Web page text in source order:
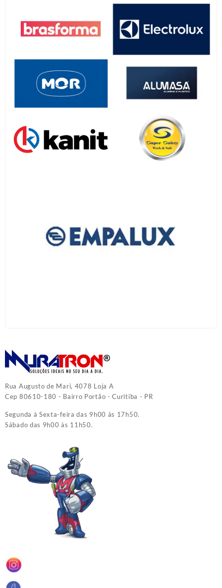
Rua Augusto de Mari, 4078 Loja A
Cep 80610-180 - Bairro Portão - Curitiba - PR
Segunda à Sexta-feira das 9h00 às 17h50.
Sábado das 9h00 às 11h50.